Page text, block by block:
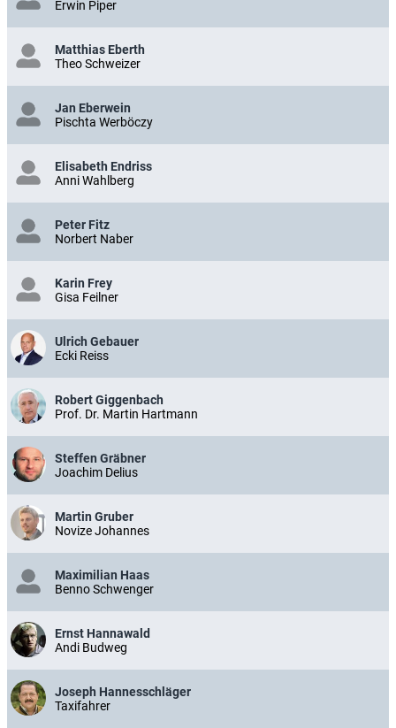
Erwin Piper
Matthias Eberth
Theo Schweizer
Jan Eberwein
Pischta Werböczy
Elisabeth Endriss
Anni Wahlberg
Peter Fitz
Norbert Naber
Karin Frey
Gisa Feilner
Ulrich Gebauer
Ecki Reiss
Robert Giggenbach
Prof. Dr. Martin Hartmann
Steffen Gräbner
Joachim Delius
Martin Gruber
Novize Johannes
Maximilian Haas
Benno Schwenger
Ernst Hannawald
Andi Budweg
Joseph Hannesschläger
Taxifahrer